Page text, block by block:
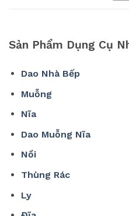
Sản Phẩm Dụng Cụ
Dao Nhà Bếp
Muỗng
Nĩa
Dao Muỗng Nĩa
Nồi
Thùng Rác
Ly